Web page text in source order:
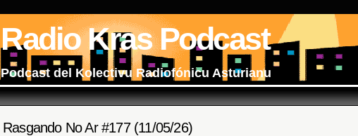
Radio Kras Podcast
Podcast del Kolectivu Radiofónicu Asturianu
Rasgando No Ar #177 (11/05/26)